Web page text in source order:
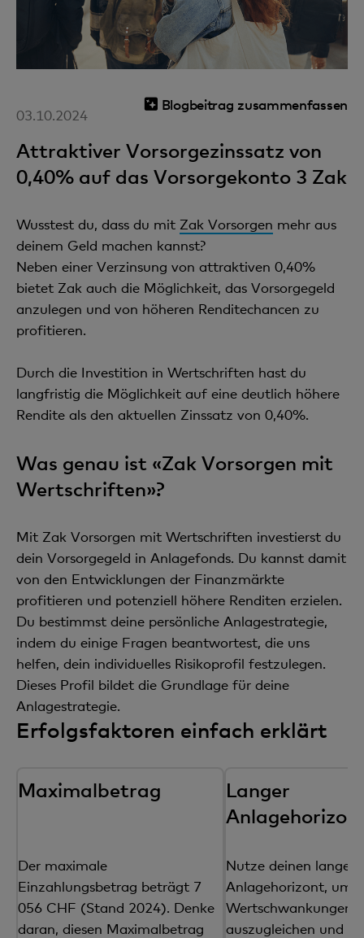
Blogbeitrag zusammenfassen
03.10.2024
Attraktiver Vorsorgezinssatz von
0,40% auf das Vorsorgekonto 3 Zak
Wusstest du, dass du mit Zak Vorsorgen mehr aus
deinem Geld machen kannst?
Neben einer Verzinsung von attraktiven 0,40%
bietet Zak auch die Möglichkeit, das Vorsorgegeld
anzulegen und von höheren Renditechancen zu
profitieren.
Durch die Investition in Wertschriften hast du
langfristig die Möglichkeit auf eine deutlich höhere
Rendite als den aktuellen Zinssatz von 0,40%.
Was genau ist «Zak Vorsorgen mit
Wertschriften»?
Mit Zak Vorsorgen mit Wertschriften investierst du
dein Vorsorgegeld in Anlagefonds. Du kannst damit
von den Entwicklungen der Finanzmärkte
profitieren und potenziell höhere Renditen erzielen.
Du bestimmst deine persönliche Anlagestrategie,
indem du einige Fragen beantwortest, die uns
helfen, dein individuelles Risikoprofil festzulegen.
Dieses Profil bildet die Grundlage für deine
Anlagestrategie.
Erfolgsfaktoren einfach erklärt
Maximalbetrag
Der maximale
Einzahlungsbetrag beträgt 7
056 CHF (Stand 2024). Denke
daran, diesen Maximalbetrag
Langer
Nutze deinen langen
Anlagehorizont, um
Wertschwankungen
auszugleichen und